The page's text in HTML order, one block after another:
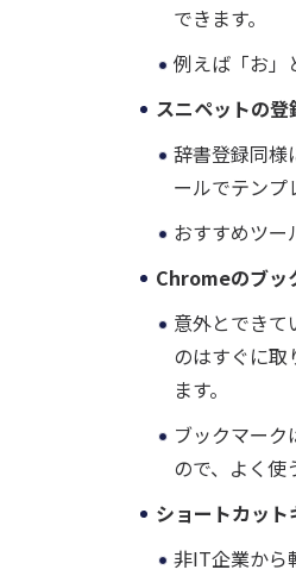
できます。
例えば「お」
スニペットの登
辞書登録同様
ールでテンプ
おすすめツー
Chromeのブッ
意外とできて
のはすぐに取
ます。
ブックマー
ので、よく使
ショートカッ
非IT企業から